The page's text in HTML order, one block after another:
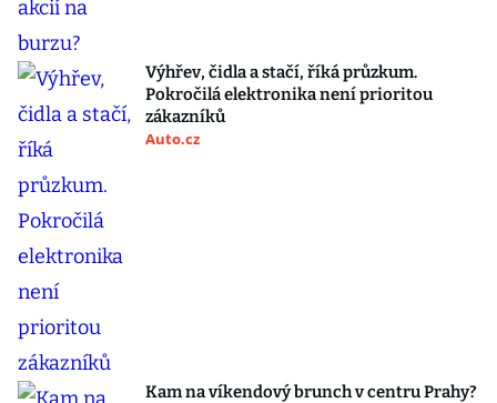
Výhřev, čidla a stačí, říká průzkum.
Pokročilá elektronika není prioritou
zákazníků
Auto.cz
Kam na víkendový brunch v centru Prahy?